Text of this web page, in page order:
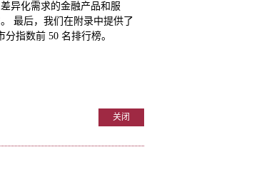
异化需求的金融产品和服
最后，我们在附录中提供了
指数前 50 名排行榜。
关闭